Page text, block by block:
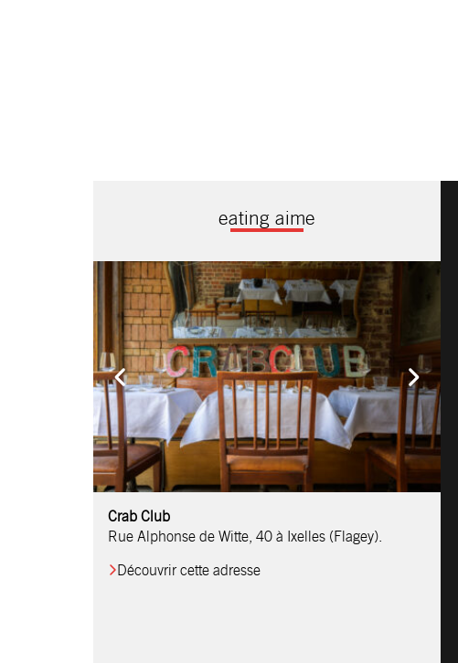
eating aime
Comptoir Chouchou
Crab Club
Rue Alphonse de Witte, 40 à Ixelles (Flagey).
Découvrir cette adresse
OM Restaurant
Table & Comptoir
Le Relais d’Orti
Studio 97
Löctave Restaurant
F-eat Restaurant
L’Art des Mets
Restaurant Harmonie
La Table de Jean